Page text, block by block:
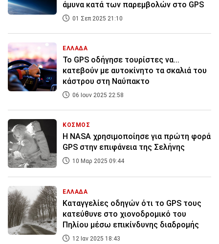
άμυνα κατά των παρεμβολών στο GPS
01 Σεπ 2025 21:10
ΕΛΛΑΔΑ
Το GPS οδήγησε τουρίστες να...
κατεβούν με αυτοκίνητο τα σκαλιά του
κάστρου στη Ναύπακτο
06 Ιουν 2025 22:58
ΚΟΣΜΟΣ
Η NASA χρησιμοποίησε για πρώτη φορά
GPS στην επιφάνεια της Σελήνης
10 Μαρ 2025 09:44
ΕΛΛΑΔΑ
Καταγγελίες οδηγών ότι το GPS τους
κατεύθυνε στο χιονοδρομικό του
Πηλίου μέσω επικίνδυνης διαδρομής
12 Ιαν 2025 18:43